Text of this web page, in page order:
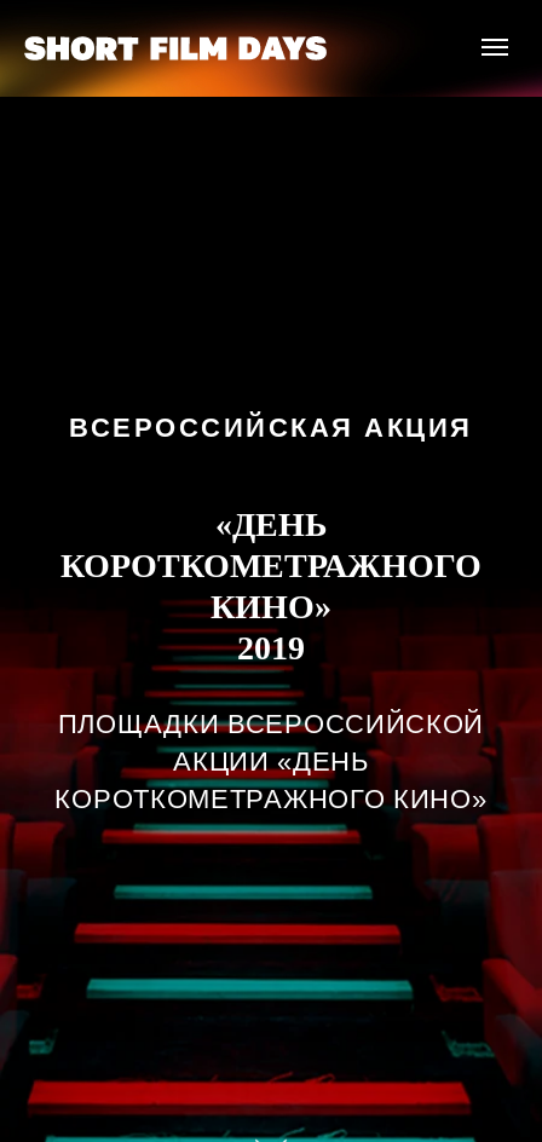
ВСЕРОССИЙСКАЯ АКЦИЯ
«ДЕНЬ
КОРОТКОМЕТРАЖНОГО
КИНО»
2019
ПЛОЩАДКИ ВСЕРОССИЙСКОЙ
АКЦИИ «ДЕНЬ
КОРОТКОМЕТРАЖНОГО КИНО»